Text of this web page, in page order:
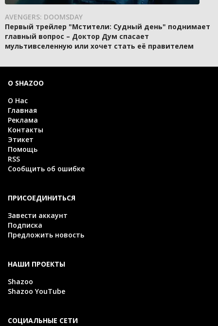
AVENGERS: DOOMSDAY
Первый трейлер "Мстители: Судный день" поднимает
главный вопрос – Доктор Дум спасает
мультивселенную или хочет стать её правителем
О SHAZOO
О Нас
Главная
Реклама
Контакты
Этикет
Помощь
RSS
Сообщить об ошибке
ПРИСОЕДИНИТЬСЯ
Завести аккаунт
Подписка
Предложить новость
НАШИ ПРОЕКТЫ
Shazoo
Shazoo YouTube
СОЦИАЛЬНЫЕ СЕТИ